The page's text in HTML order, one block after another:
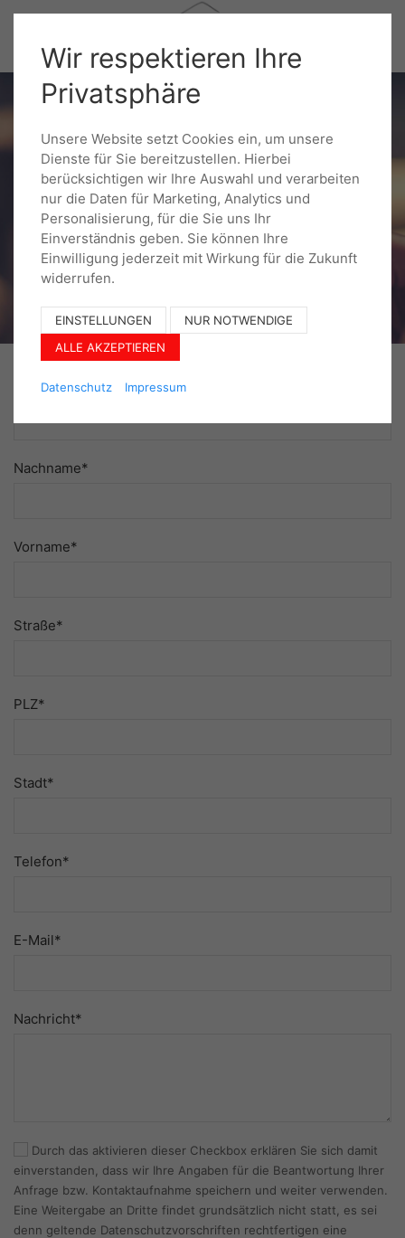
Firma
Nachname*
Vorname*
Straße*
PLZ*
Stadt*
Telefon*
E-Mail*
Nachricht*
Durch das aktivieren dieser Checkbox erklären Sie sich damit
einverstanden, dass wir Ihre Angaben für die Beantwortung Ihrer
Anfrage bzw. Kontaktaufnahme speichern und weiter verwenden.
Eine Weitergabe an Dritte findet grundsätzlich nicht statt, es sei
denn geltende Datenschutzvorschriften rechtfertigen eine
Wir respektieren Ihre
Privatsphäre
Unsere Website setzt Cookies ein, um unsere
Dienste für Sie bereitzustellen. Hierbei
berücksichtigen wir Ihre Auswahl und verarbeiten
nur die Daten für Marketing, Analytics und
Personalisierung, für die Sie uns Ihr
Einverständnis geben. Sie können Ihre
Einwilligung jederzeit mit Wirkung für die Zukunft
widerrufen.
EINSTELLUNGEN
NUR NOTWENDIGE
ALLE AKZEPTIEREN
Datenschutz Impressum